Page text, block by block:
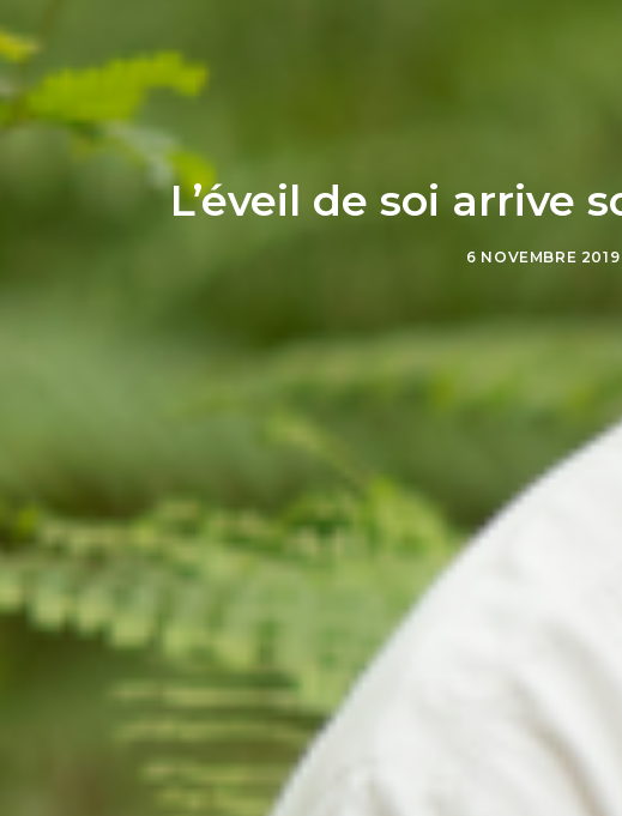
L’éveil de soi arrive
6 NOVEMBRE 2019